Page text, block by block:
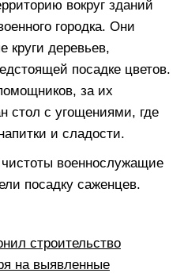
вокруг зданий
городка. Они
круги деревьев,
посадке цветов.
за их
стол с угощениями, где
и сладости.
военнослужащие
посадку саженцев.
строительство
на выявленные